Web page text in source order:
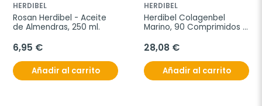
HERDIBEL
Rosan Herdibel - Aceite
de Almendras, 250 ml.
6,95 €
Añadir al carrito
HERDIBEL
Herdibel Colagenbel
Marino, 90 Comprimidos x
28,08 €
Añadir al carrito